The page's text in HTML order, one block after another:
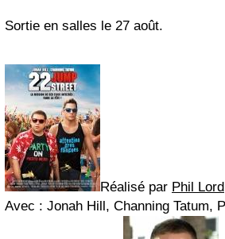
Sortie en salles le 27 août.
Réalisé par Phil Lord
Avec : Jonah Hill, Channing Tatum,